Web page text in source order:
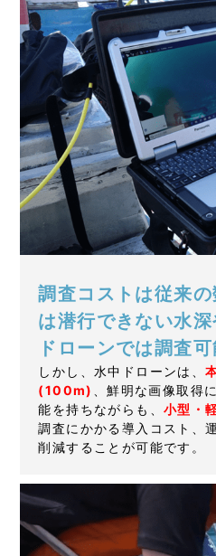
調査コストは従来
は潜行できない水
ドローンでは調査
しかし、水中ドローンは、
(100m)
、鮮明な画像取得
能を持ちながらも、小型・
調査にかかる導入コスト、
削減することが可能です。